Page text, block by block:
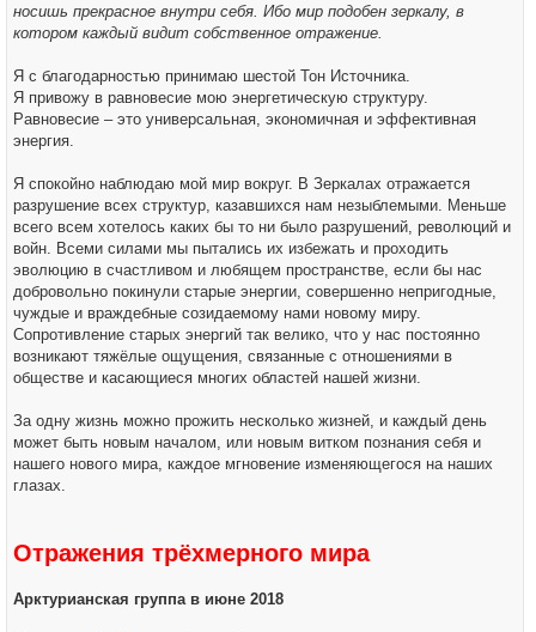
носишь прекрасное внутри себя. Ибо мир подобен зеркалу, в
котором каждый видит собственное отражение.
Я с благодарностью принимаю шестой Тон Источника.
Я привожу в равновесие мою энергетическую структуру.
Равновесие – это универсальная, экономичная и эффективная
энергия.
Я спокойно наблюдаю мой мир вокруг. В Зеркалах отражается
разрушение всех структур, казавшихся нам незыблемыми. Меньше
всего всем хотелось каких бы то ни было разрушений, революций и
войн. Всеми силами мы пытались их избежать и проходить
эволюцию в счастливом и любящем пространстве, если бы нас
добровольно покинули старые энергии, совершенно непригодные,
чуждые и враждебные созидаемому нами новому миру.
Сопротивление старых энергий так велико, что у нас постоянно
возникают тяжёлые ощущения, связанные с отношениями в
обществе и касающиеся многих областей нашей жизни.
За одну жизнь можно прожить несколько жизней, и каждый день
может быть новым началом, или новым витком познания себя и
нашего нового мира, каждое мгновение изменяющегося на наших
глазах.
Отражения трёхмерного мира
Арктурианская группа в июне 2018